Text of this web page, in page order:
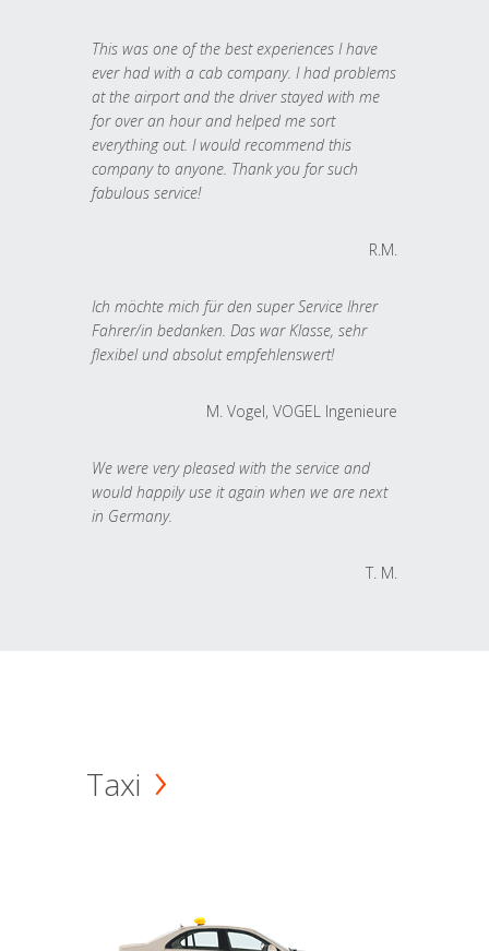
This was one of the best experiences I have
ever had with a cab company. I had problems
at the airport and the driver stayed with me
for over an hour and helped me sort
everything out. I would recommend this
company to anyone. Thank you for such
fabulous service!
R.M.
Ich möchte mich für den super Service Ihrer
Fahrer/in bedanken. Das war Klasse, sehr
flexibel und absolut empfehlenswert!
M. Vogel, VOGEL Ingenieure
We were very pleased with the service and
would happily use it again when we are next
in Germany.
T. M.
Taxi